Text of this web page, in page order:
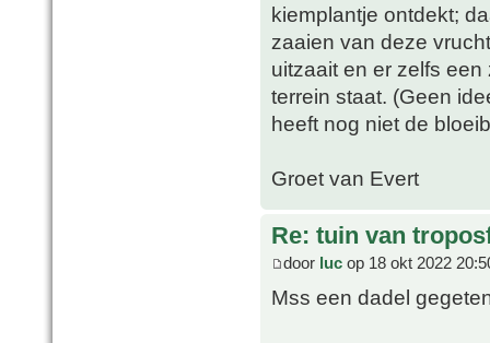
kiemplantje ontdekt;
zaaien van deze
uitzaait en er zelfs
terrein staat. (Geen
heeft nog niet de
Groet van Evert
Re: tuin van
door luc op 18 okt 2022
Mss een dadel